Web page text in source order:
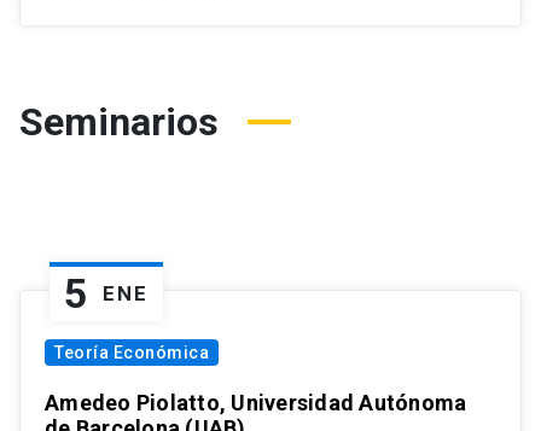
Seminarios
5 ENE
Teoría Económica
Amedeo Piolatto, Universidad Autónoma